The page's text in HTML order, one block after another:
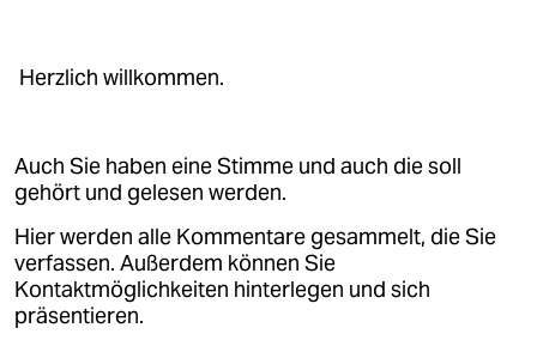
Herzlich willkommen.
Auch Sie haben eine Stimme und auch die soll
gehört und gelesen werden.
Hier werden alle Kommentare gesammelt, die Sie
verfassen. Außerdem können Sie
Kontaktmöglichkeiten hinterlegen und sich
präsentieren.